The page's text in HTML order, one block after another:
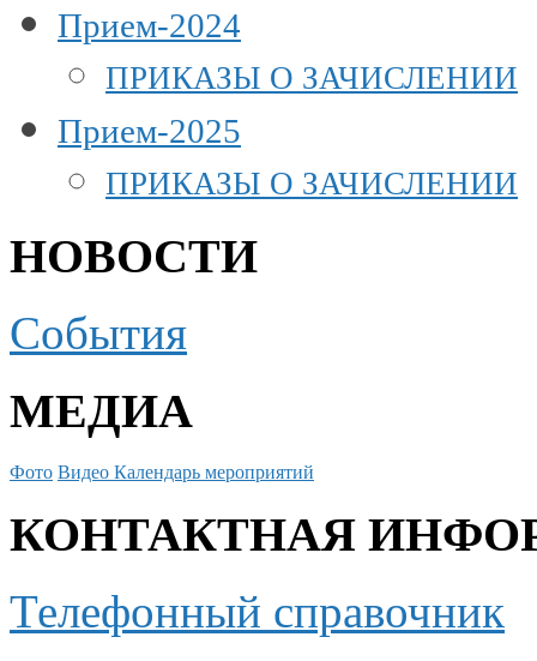
Прием-2024
ПРИКАЗЫ О ЗАЧИСЛЕНИИ
Прием-2025
ПРИКАЗЫ О ЗАЧИСЛЕНИИ
НОВОСТИ
События
МЕДИА
Фото Видео Календарь мероприятий
КОНТАКТНАЯ
Телефонный справочник